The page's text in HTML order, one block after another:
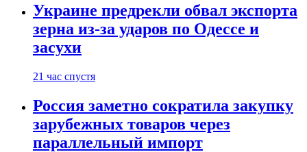
Украине предрекли обвал экспорта
зерна из-за ударов по Одессе и
засухи
21 час спустя
Россия заметно сократила закупку
зарубежных товаров через
параллельный импорт